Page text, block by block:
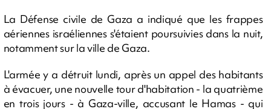
La Défense civile de Gaza a indiqué que les frappes
aériennes israéliennes s'étaient poursuivies dans la nuit,
notamment sur la ville de Gaza.
L'armée y a détruit lundi, après un appel des habitants
à évacuer, une nouvelle tour d'habitation - la quatrième
en trois jours - à Gaza-ville, accusant le Hamas - qui